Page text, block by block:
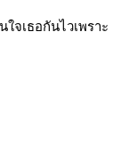
ใจเธอกันไวเพราะ